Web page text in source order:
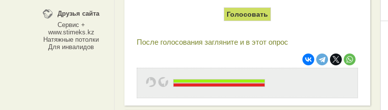
Друзья сайта
Сервис +
www.stimeks.kz
Натяжные потолки
Для инвалидов
После голосования загляните и в этот опрос